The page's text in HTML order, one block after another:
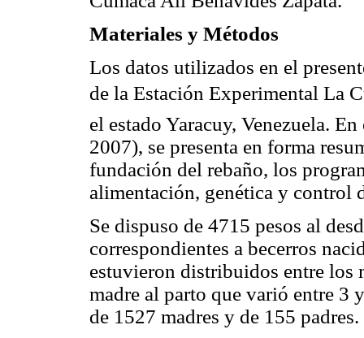
Materiales y Métodos
Los datos utilizados en el
de la Estación Experimental La
el estado Yaracuy, Venezuela.
2007), se presenta en forma
fundación del rebaño, los
alimentación, genética y control
Se dispuso de 4715 pesos al
correspondientes a becerros
estuvieron distribuidos entre los
madre al parto que varió entre 3
de 1527 madres y de 155 padres.